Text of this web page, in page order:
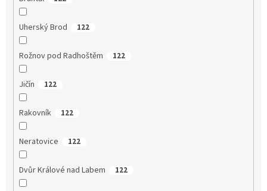
Uherský Brod 122
Rožnov pod Radhoštěm 122
Jičín 122
Rakovník 122
Neratovice 122
Dvůr Králové nad Labem 122